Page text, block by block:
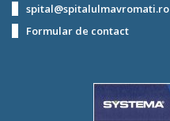
spital@spitalulmavromati.ro
Formular de contact